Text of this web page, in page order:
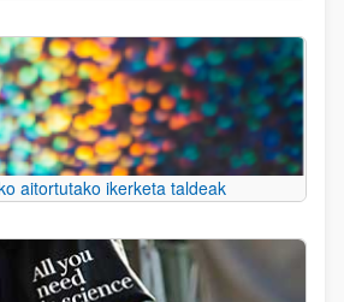
aitortutako ikerketa taldeak